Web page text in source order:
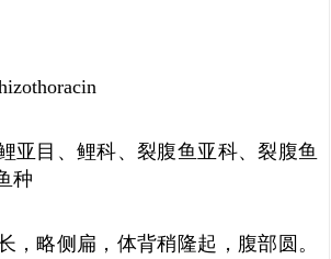
亚目、鲤科、裂腹鱼亚科、裂腹鱼
种
，略侧扁，体背稍隆起，腹部圆。